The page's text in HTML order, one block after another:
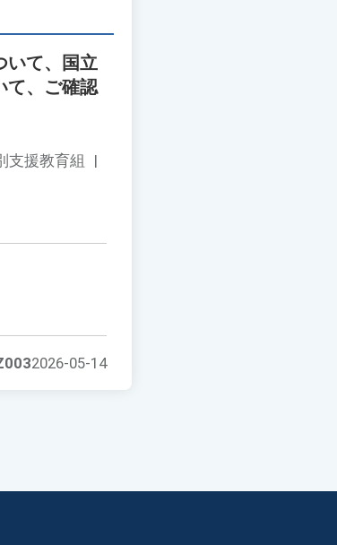
いて、国立
て、ご確認
支援教育組 |
2026-05-14